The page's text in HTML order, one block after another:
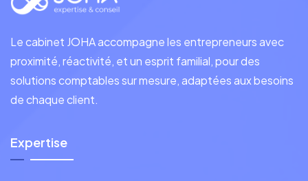
Le cabinet JOHA accompagne les entrepreneurs avec
proximité, réactivité, et un esprit familial, pour des
solutions comptables sur mesure, adaptées aux besoins
de chaque client.
Expertise